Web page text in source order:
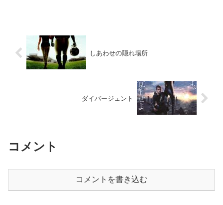
しあわせの隠れ場所
ダイバージェント
コメント
コメントを書き込む